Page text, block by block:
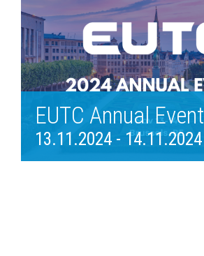
EUTC Annual Event
13.11.2024 - 14.11.2024